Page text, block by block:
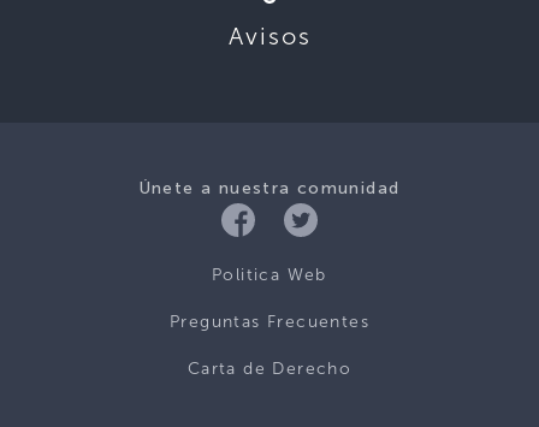
Avisos
Únete a nuestra comunidad
Politica Web
Preguntas Frecuentes
Carta de Derecho